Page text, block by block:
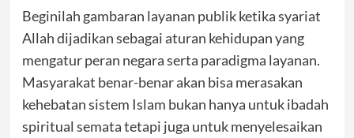
Beginilah gambaran layanan publik ketika syariat
Allah dijadikan sebagai aturan kehidupan yang
mengatur peran negara serta paradigma layanan.
Masyarakat benar-benar akan bisa merasakan
kehebatan sistem Islam bukan hanya untuk ibadah
spiritual semata tetapi juga untuk menyelesaikan